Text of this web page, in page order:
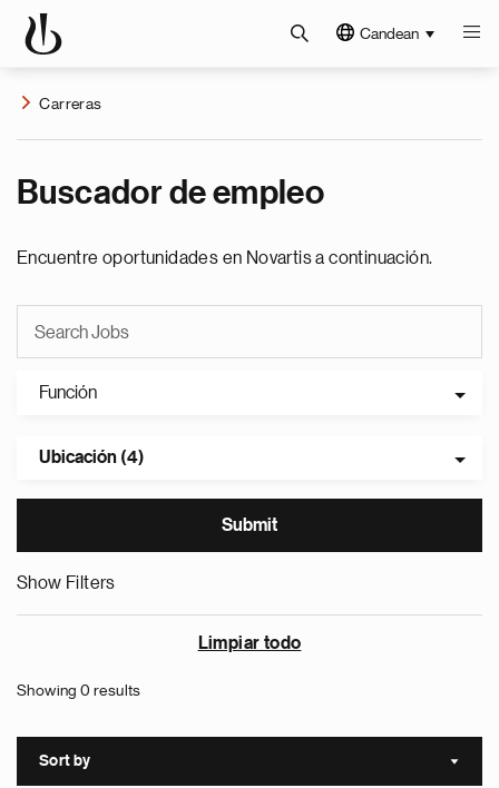
Candean
Carreras
Buscador de empleo
Encuentre oportunidades en Novartis a continuación.
Función
Ubicación (4)
Show Filters
Limpiar todo
Showing 0 results
Sort by Sort